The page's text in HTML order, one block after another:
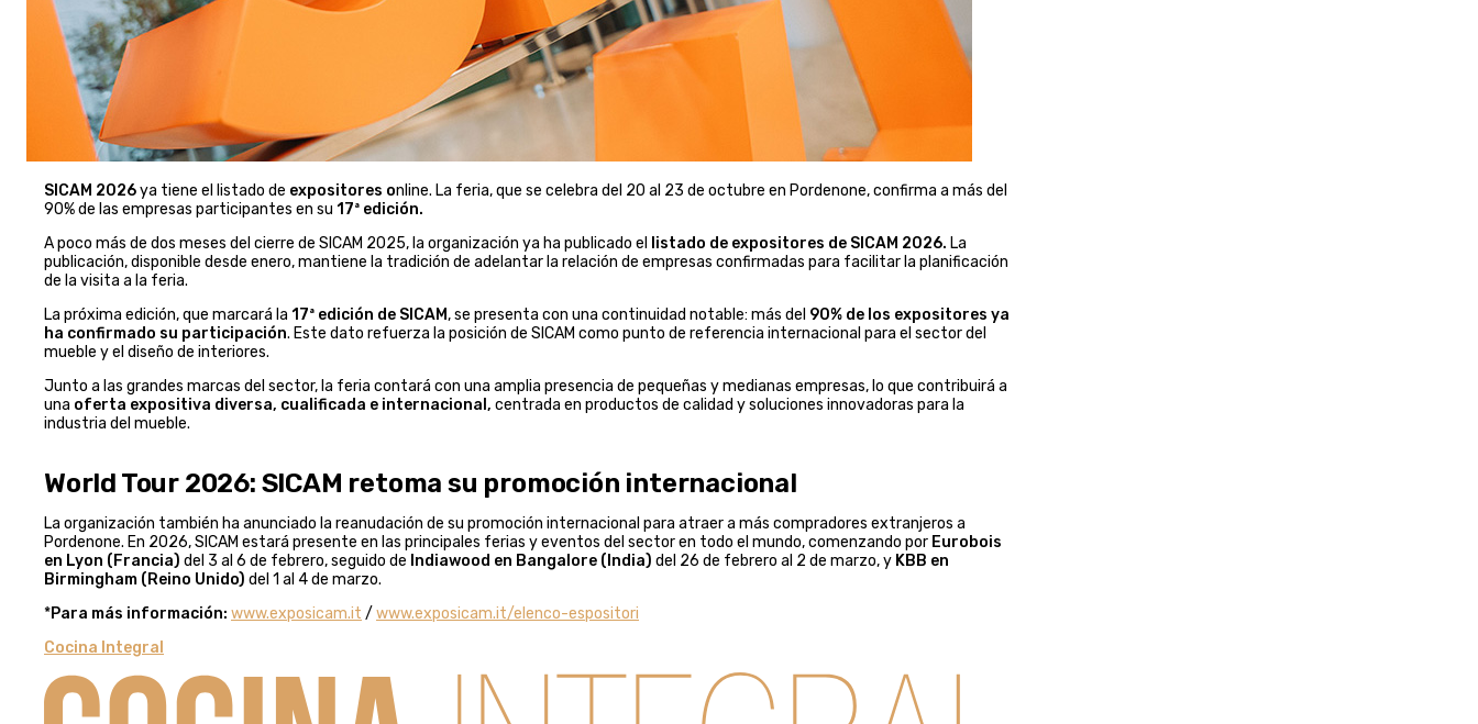
SICAM 2026ya tiene el listado de expositores online. La feria, que se celebra del 20 al 23 de octubre en Pordenone, confirma a más del
90% de las empresas participantes en su 17ª edición.
A poco más de dos meses del cierre de SICAM 2025, la organización ya ha publicado el
listado de expositores de SICAM 2026. La
publicación, disponible desde enero, mantiene la tradición de adelantar la relación de empresas confirmadas para facilitar la planificación
de la visita a la feria.
La próxima edición, que marcará la 17ª edición de SICAM, se presenta con una continuidad notable: más del 90% de los expositores ya
ha confirmado su participación. Este dato refuerza la posición de SICAM como punto de referencia internacional para el sector del
mueble y el diseño de interiores.
Junto a las grandes marcas del sector, la feria contará con una amplia presencia de pequeñas y medianas empresas, lo que contribuirá a
una oferta expositiva diversa, cualificada e internacional, centrada en productos de calidad y soluciones innovadoras para la
industria del mueble.
World Tour 2026: SICAM retoma su promoción internacional
La organización también ha anunciado la reanudación de su promoción internacional para atraer a más compradores extranjeros a
Pordenone. En 2026, SICAM estará presente en las principales ferias y eventos del sector en todo el mundo, comenzando por Eurobois
en Lyon (Francia) del 3 al 6 de febrero, seguido de Indiawood en Bangalore (India) del 26 de febrero al 2 de marzo, y KBB en
Birmingham (Reino Unido) del 1 al 4 de marzo.
*Para más información: www.exposicam.it / www.exposicam.it/elenco-espositori
Cocina Integral